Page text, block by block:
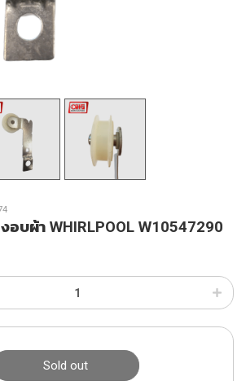
อบผ้า WHIRLPOOL W10547290
Sold out